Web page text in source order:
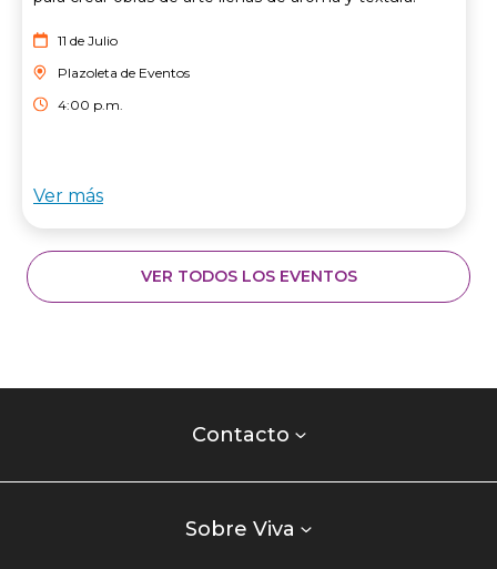
11 de Julio
Plazoleta de Eventos
4:00 p.m.
Ver más
VER TODOS LOS EVENTOS
Contacto
Sobre Viva